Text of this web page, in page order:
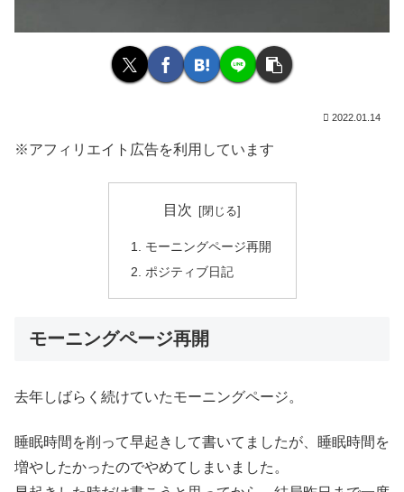
2022.01.14
※アフィリエイト広告を利用しています
目次
モーニングページ再開
ポジティブ日記
モーニングページ再開
去年しばらく続けていたモーニングページ。
睡眠時間を削って早起きして書いてましたが、睡眠時間を
増やしたかったのでやめてしまいました。